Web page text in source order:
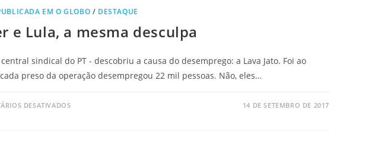
EM O GLOBO / DESTAQUE
e Lula, a mesma desculpa
central sindical do PT - descobriu a causa do desemprego: a Lava Jato. Foi ao
preso da operação desempregou 22 mil pessoas. Não, eles…
DESATIVADOS 14 DE SETEMBRO DE 2017